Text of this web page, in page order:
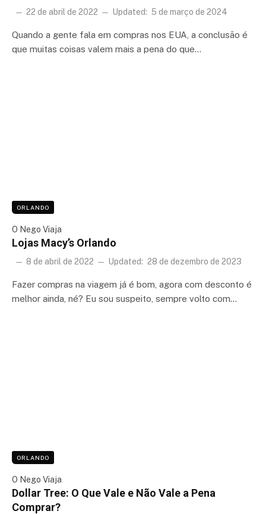
22 de abril de 2022 Updated: 5 de março de 2024
Quando a gente fala em compras nos EUA, a conclusão é
que muitas coisas valem mais a pena do que…
ORLANDO
O Nego Viaja
Lojas Macy’s Orlando
8 de abril de 2022 Updated: 28 de dezembro de 2023
Fazer compras na viagem já é bom, agora com desconto é
melhor ainda, né? Eu sou suspeito, sempre volto com…
ORLANDO
O Nego Viaja
Dollar Tree: O Que Vale e Não Vale a Pena
Comprar?